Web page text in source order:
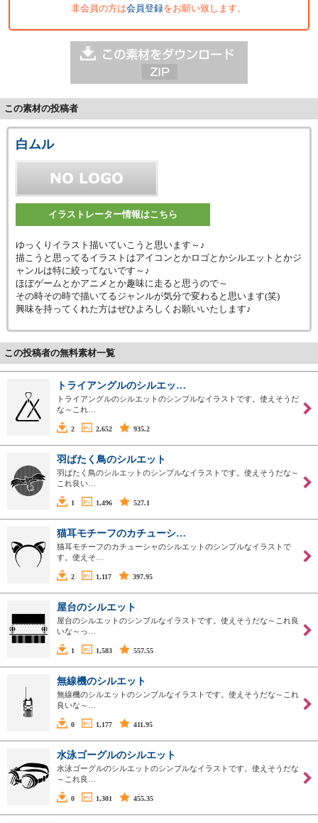
非会員の方は会員登録をお願い致します。
この素材の投稿者
白ムル
イラストレーター情報はこちら
ゆっくりイラスト描いていこうと思います～♪
描こうと思ってるイラストはアイコンとかロゴとかシルエットとかジ
ャンルは特に絞ってないです～♪
ほぼゲームとかアニメとか趣味に走ると思うので～
その時その時で描いてるジャンルが気分で変わると思います(笑)
興味を持ってくれた方はぜひよろしくお願いいたします♪
この投稿者の無料素材一覧
トライアングルのシルエッ…
トライアングルのシルエットのシンプルなイラストです。使えそうだ
な～これ…
2 2,652 935.2
羽ばたく鳥のシルエット
羽ばたく鳥のシルエットのシンプルなイラストです。使えそうだな～
これ良い…
1 1,496 527.1
猫耳モチーフのカチューシ…
猫耳モチーフのカチューシャのシルエットのシンプルなイラストで
す。使えそ…
2 1,117 397.95
屋台のシルエット
屋台のシルエットのシンプルなイラストです。使えそうだな～これ良
いな～っ…
1 1,583 557.55
無線機のシルエット
無線機のシルエットのシンプルなイラストです。使えそうだな～これ
良いな～…
0 1,177 411.95
水泳ゴーグルのシルエット
水泳ゴーグルのシルエットのシンプルなイラストです。使えそうだな
～これ良…
0 1,301 455.35